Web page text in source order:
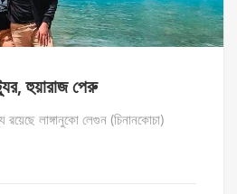
হুয়ারাজ পেরু
লাঙ্গানুকো লেগুন (চিনানকোচা)